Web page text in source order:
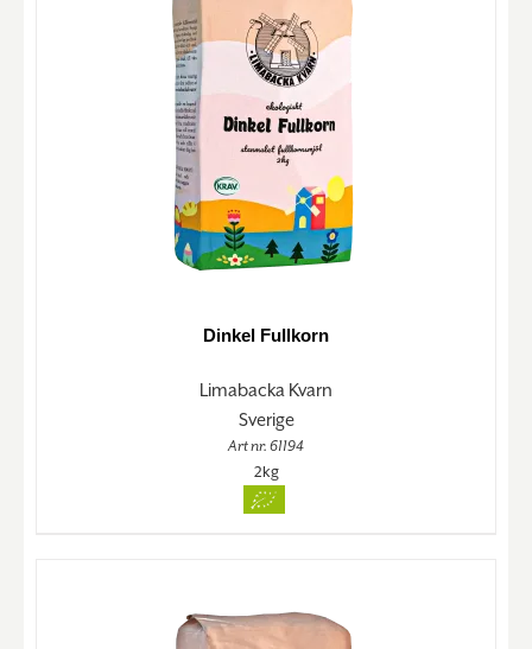
Dinkel Fullkorn
Limabacka Kvarn
Sverige
Art nr. 61194
2kg